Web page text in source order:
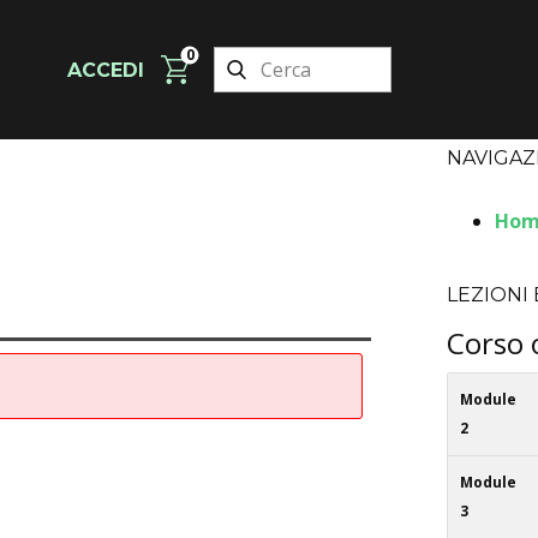
0
ACCEDI
LEZIONI
Corso
Module
2
Module
3